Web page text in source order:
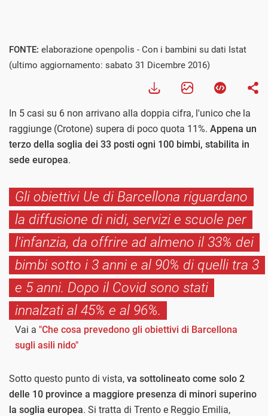
FONTE: elaborazione openpolis - Con i bambini su dati Istat
(ultimo aggiornamento: sabato 31 Dicembre 2016)
In 5 casi su 6 non arrivano alla doppia cifra, l'unico che la
raggiunge (Crotone) supera di poco quota 11%. Appena un
terzo della soglia dei 33 posti ogni 100 bimbi, stabilita in
sede europea.
Gli obiettivi Ue di Barcellona riguardano
la diffusione di nidi, servizi e scuole per
l'infanzia, da offrire ad almeno il 33% dei
bimbi sotto i 3 anni e al 90% di quelli tra 3
e 5 anni. Dopo il Covid sono stati
innalzati al 45% e al 96%.
Vai a "Che cosa prevedono gli obiettivi di Barcellona
sugli asili nido"
Sotto questo punto di vista, va sottolineato come solo 2
delle 10 province a maggiore presenza di minori superino
la soglia europea. Si tratta di Trento e Reggio Emilia,